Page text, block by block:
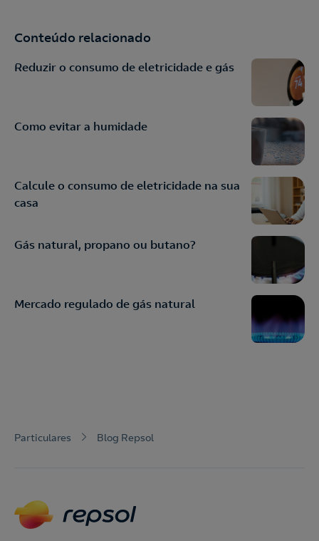
Conteúdo relacionado
Reduzir o consumo de eletricidade e gás
Como evitar a humidade
Calcule o consumo de eletricidade na sua
casa
Gás natural, propano ou butano?
Mercado regulado de gás natural
Particulares Blog Repsol